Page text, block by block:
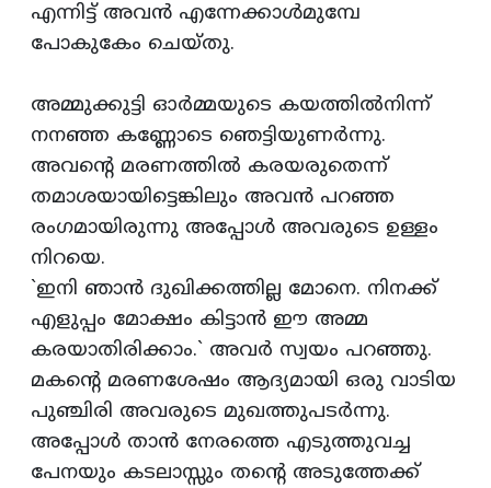
എന്നിട്ട്‌ അവന്‍ എന്നേക്കാള്‍മുമ്പേ
പോകുകേം ചെയ്‌തു.
അമ്മുക്കുട്ടി ഓര്‍മ്മയുടെ കയത്തില്‍നിന്ന്‌
നനഞ്ഞ കണ്ണോടെ ഞെട്ടിയുണര്‍ന്നു.
അവന്‍റെ മരണത്തില്‍ കരയരുതെന്ന്‌
തമാശയായിട്ടെങ്കിലും അവന്‍ പറഞ്ഞ
രംഗമായിരുന്നു അപ്പോള്‍ അവരുടെ ഉള്ളം
നിറയെ.
`ഇനി ഞാന്‍ ദുഖിക്കത്തില്ല മോനെ. നിനക്ക്‌
എളുപ്പം മോക്ഷം കിട്ടാന്‍ ഈ അമ്മ
കരയാതിരിക്കാം.` അവര്‍ സ്വയം പറഞ്ഞു.
മകന്‍റെ മരണശേഷം ആദ്യമായി ഒരു വാടിയ
പുഞ്ചിരി അവരുടെ മുഖത്തുപടര്‍ന്നു.
അപ്പോള്‍ താന്‍ നേരത്തെ എടുത്തുവച്ച
പേനയും കടലാസ്സും തന്‍റെ അടുത്തേക്ക്‌